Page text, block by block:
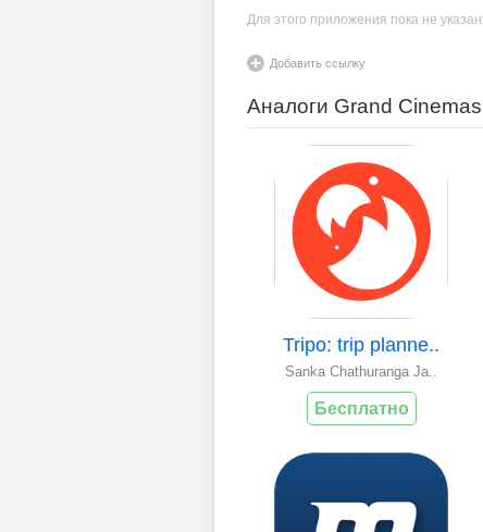
Для этого приложения пока не
Добавить ссылку
Аналоги Grand
Tripo: trip planne..
Sanka Chathuranga Ja..
Бесплатно